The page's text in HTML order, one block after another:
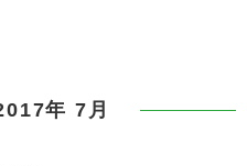
年 7月